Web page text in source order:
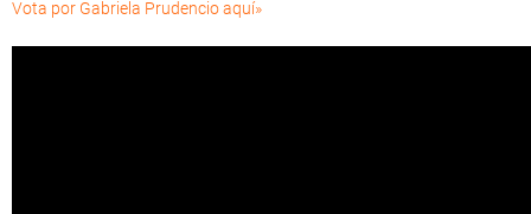
Vota por Gabriela Prudencio aquí»